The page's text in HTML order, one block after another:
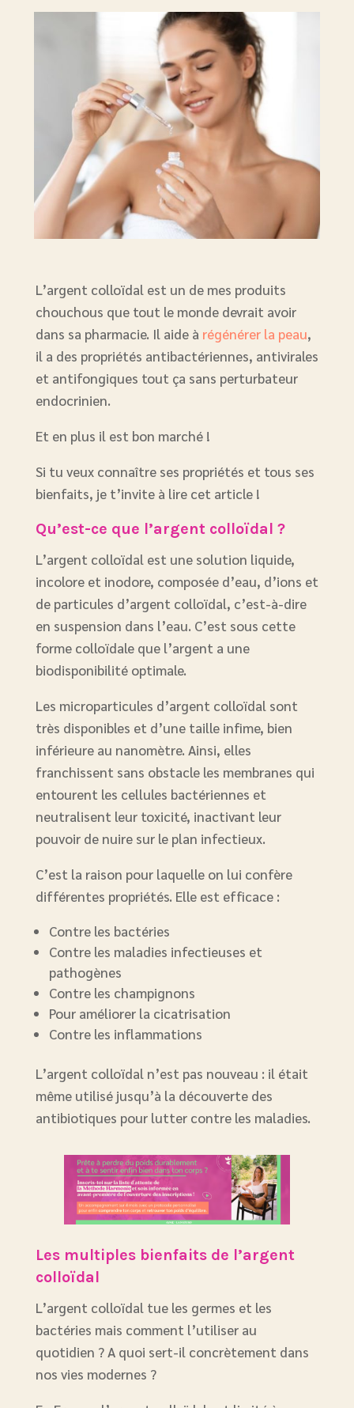
L’argent colloïdal est un de mes produits
chouchous que tout le monde devrait avoir
dans sa pharmacie. Il aide à régénérer la peau,
il a des propriétés antibactériennes, antivirales
et antifongiques tout ça sans perturbateur
endocrinien.
Et en plus il est bon marché !
Si tu veux connaître ses propriétés et tous ses
bienfaits, je t’invite à lire cet article !
Qu’est-ce que l’argent colloïdal ?
L’argent colloïdal est une solution liquide,
incolore et inodore, composée d’eau, d’ions et
de particules d’argent colloïdal, c’est-à-dire
en suspension dans l’eau. C’est sous cette
forme colloïdale que l’argent a une
biodisponibilité optimale.
Les microparticules d’argent colloïdal sont
très disponibles et d’une taille infime, bien
inférieure au nanomètre. Ainsi, elles
franchissent sans obstacle les membranes qui
entourent les cellules bactériennes et
neutralisent leur toxicité, inactivant leur
pouvoir de nuire sur le plan infectieux.
C’est la raison pour laquelle on lui confère
différentes propriétés. Elle est efficace :
Contre les bactéries
Contre les maladies infectieuses et
pathogènes
Contre les champignons
Pour améliorer la cicatrisation
Contre les inflammations
L’argent colloïdal n’est pas nouveau : il était
même utilisé jusqu’à la découverte des
antibiotiques pour lutter contre les maladies.
Les multiples bienfaits de l’argent
colloïdal
L’argent colloïdal tue les germes et les
bactéries mais comment l’utiliser au
quotidien ? A quoi sert-il concrètement dans
nos vies modernes ?